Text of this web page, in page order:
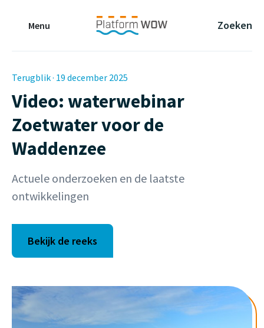
Menu
Zoeken
Terugblik · 19 december 2025
Video: waterwebinar
Zoetwater voor de
Waddenzee
Actuele onderzoeken en de laatste
ontwikkelingen
Bekijk de reeks